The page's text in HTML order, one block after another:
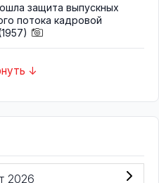
защита выпускных
потока кадровой
↓
2026